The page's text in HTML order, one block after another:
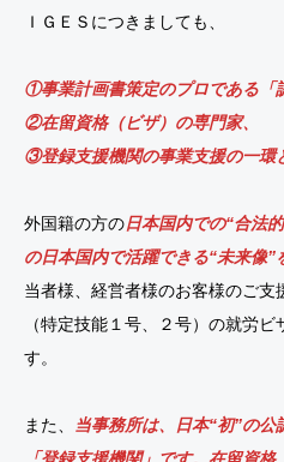
ＩＧＥＳにつきましても、
①事業計画書策定のプロである「
②在留資格（ビザ）の専門家、
③登録支援機関の事業支援の一環
外国籍の方の日本国内での“合法
の日本国内で活躍できる“未来像”
当者様、経営者様のお客様のご
（特定技能１号、２号）の就労
す。
また、
当事務所は、日本“初”の
「登録支援機関」です。在留資